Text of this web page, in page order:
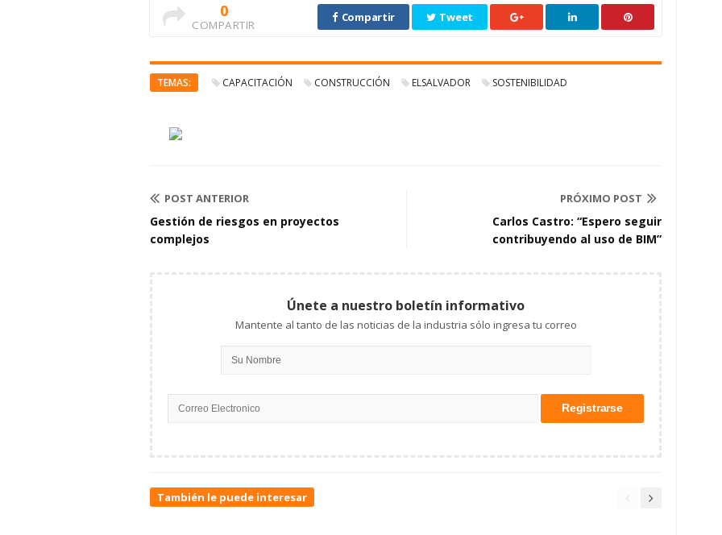
0
COMPARTIR
Compartir Tweet
TEMAS: CAPACITACIÓN CONSTRUCCIÓN ELSALVADOR SOSTENIBILIDAD
POST ANTERIOR
Gestión de riesgos en proyectos
complejos
PRÓXIMO POST
Carlos Castro: “Espero seguir
contribuyendo al uso de BIM”
Únete a nuestro boletín informativo
Mantente al tanto de las noticias de la industria sólo ingresa tu correo
También le puede interesar